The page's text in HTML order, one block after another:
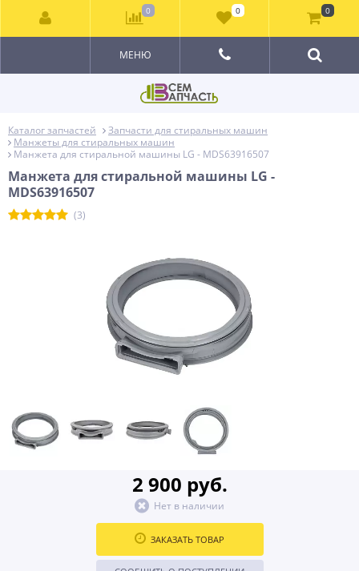
МЕНЮ
Каталог запчастей
Запчасти для стиральных машин
Манжеты для стиральных машин
Манжета для стиральной машины LG - MDS63916507
Манжета для стиральной машины LG -
MDS63916507
(3)
2 900 руб.
Нет в наличии
ЗАКАЗАТЬ ТОВАР
0 0 0